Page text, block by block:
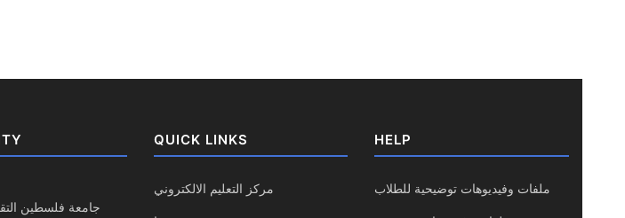
جامعة فلسطين
QUICK LINKS
مركز التعليم الالكتروني
HELP
ملفات وفيديوهات توضيحية للطلاب